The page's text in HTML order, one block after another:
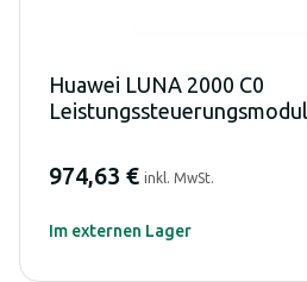
Huawei LUNA 2000 C0
Leistungssteuerungsmodul
974,63 € inkl. MwSt.
Im externen Lager